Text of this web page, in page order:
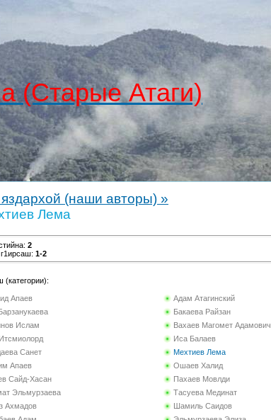
(Старые Атаги)
(наши авторы) »
Лема
: 2
: 1-2
(категории):
Апаев
Адам Атагинский
Бакаева Райзан
Ислам
Вахаев Магомет Адамович
Иса Балаев
Санет
Мехтиев Лема
Апаев
Ошаев Халид
Сайд-Хасан
Пахаев Мовлди
Эльмурзаева
Тасуева Мединат
Ахмадов
Шамиль Саидов